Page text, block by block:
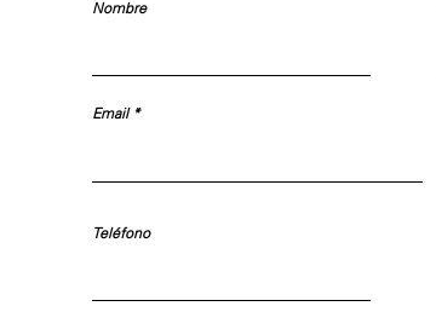
Nombre
Email
Teléfono